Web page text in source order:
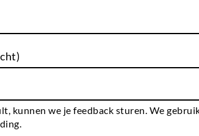
kunnen we je feedback sturen. We